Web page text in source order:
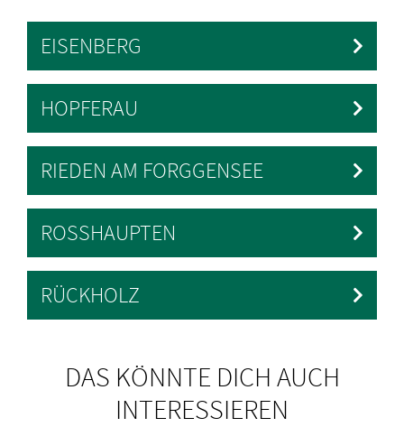
EISENBERG
HOPFERAU
RIEDEN AM FORGGENSEE
ROSSHAUPTEN
RÜCKHOLZ
DAS KÖNNTE DICH AUCH
INTERESSIEREN